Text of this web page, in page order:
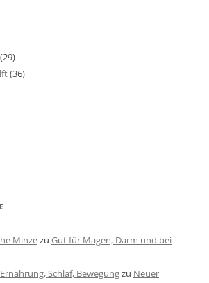
(29)
(36)
Minzezu Gut für Magen, Darm und bei
Schlaf, Bewegungzu Neuer